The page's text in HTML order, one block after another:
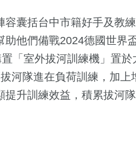
囊括台中市籍好手及教
他們備戰2024德國世界
「室外拔河訓練機」置於
河隊進在負荷訓練，加上
提升訓練效益，積累拔河
1+ 455+